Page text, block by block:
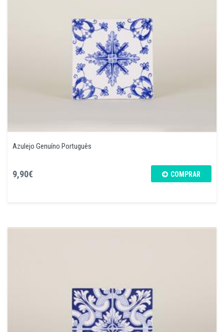
Azulejo Genuíno Português
9,90€ COMPRAR